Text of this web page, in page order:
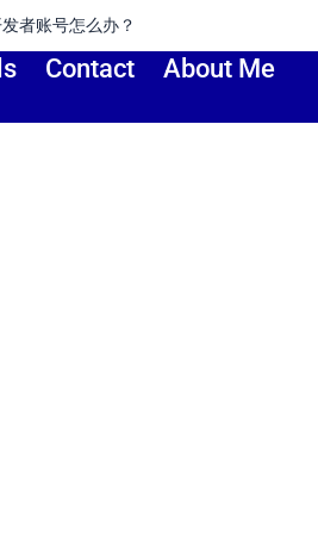
？
Contact About Me